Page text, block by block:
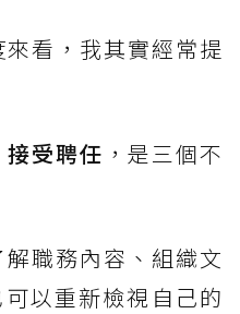
看，我其實經常提
接受聘任 ，是三個不
職務內容、組織文
以重新檢視自己的